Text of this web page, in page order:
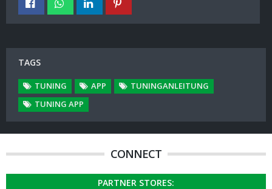
TAGS
TUNING APP
TUNINGANLEITUNG
TUNING APP
CONNECT
PARTNER STORES: